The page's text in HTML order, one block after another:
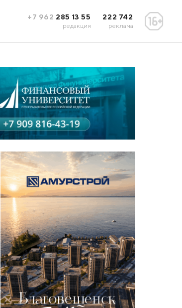
+7 962 285 13 55
редакция
222 742
реклама